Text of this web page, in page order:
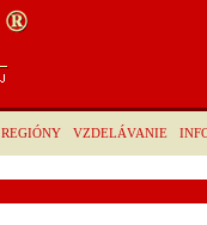
REGIÓNY VZDELÁVANIE